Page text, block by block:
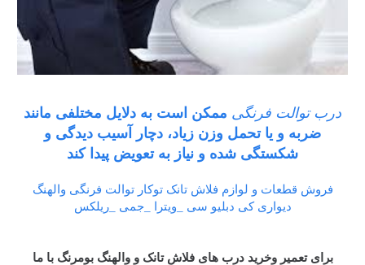
درب توالت فرنگی ممکن است به دلایل مختلفی مانند
ضربه و یا تحمل وزن زیاد، دچار آسیب دیدگی و
شکستگی شده و نیاز به تعویض پیدا کند
فروش قطعات و لوازم فلاش تانک توکار توالت فرنگی والهنگ
دیواری کی دبلیو سی _ویترا _جمی _ریلکس
برای تعمیر وخرید درب های فلاش تانک و والهنگ بومرنگ با ما